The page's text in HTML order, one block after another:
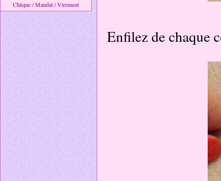
Chèque / Mandat / Virement
Enfilez de chaque